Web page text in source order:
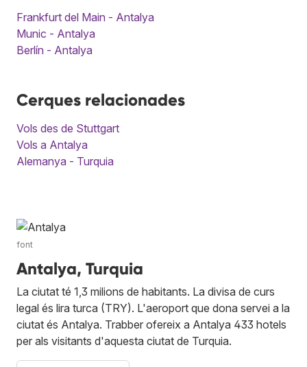
Frankfurt del Main - Antalya
Munic - Antalya
Berlín - Antalya
Cerques relacionades
Vols des de Stuttgart
Vols a Antalya
Alemanya - Turquia
font
Antalya, Turquia
La ciutat té 1,3 milions de habitants. La divisa de curs
legal és lira turca (TRY). L'aeroport que dona servei a la
ciutat és Antalya. Trabber ofereix a Antalya 433 hotels
per als visitants d'aquesta ciutat de Turquia.